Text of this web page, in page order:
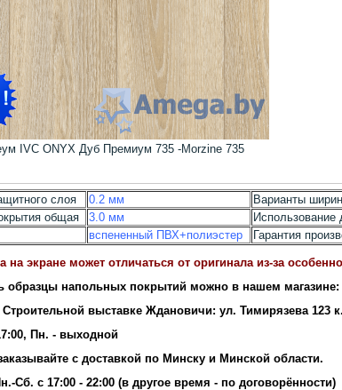
IVC ONYX Дуб Премиум 735 -Morzine 735
слоя 0.2 мм Варианты
общая
3.0 мм
вспененный ПВХ+полиэстер Гарантия
на экране может отличаться от оригинала из-за
образцы напольных покрытий можно в нашем магазине:
Строительной выставке Ждановичи: ул. Тимирязева 123
Пн. - выходной
с доставкой по Минску и Минской области.
Сб. с 17:00 - 22:00 (в другое время - по договорённости)